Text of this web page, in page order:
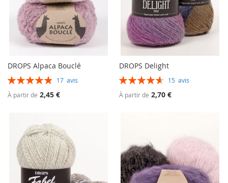
DROPS Alpaca Bouclé
Évaluation:
17 avis
À partir de 2,45 €
DROPS Delight
Évaluation:
15 avis
À partir de 2,70 €